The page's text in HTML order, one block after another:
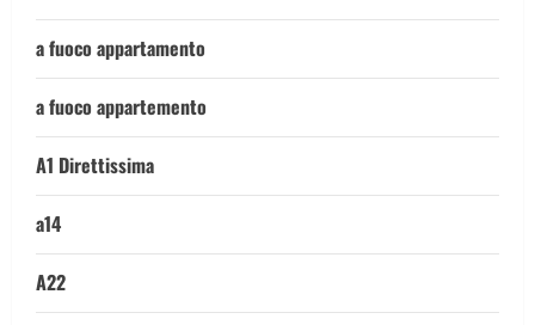
a fuoco appartamento
a fuoco appartemento
A1 Direttissima
a14
A22